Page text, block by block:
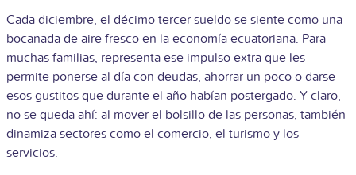
Cada diciembre, el décimo tercer sueldo se siente como una
bocanada de aire fresco en la economía ecuatoriana. Para
muchas familias, representa ese impulso extra que les
permite ponerse al día con deudas, ahorrar un poco o darse
esos gustitos que durante el año habían postergado. Y claro,
no se queda ahí: al mover el bolsillo de las personas, también
dinamiza sectores como el comercio, el turismo y los
servicios.